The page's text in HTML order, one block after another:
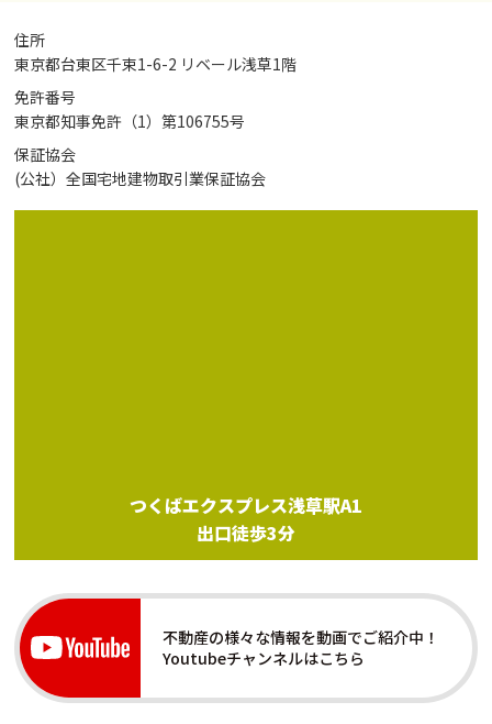
住所
東京都台東区千束1-6-2 リベール浅草1階
免許番号
東京都知事免許（1）第106755号
保証協会
(公社）全国宅地建物取引業保証協会
つくばエクスプレス浅草駅A1
出口徒歩3分
不動産の様々な情報を動画でご紹介中！
Youtubeチャンネルはこちら